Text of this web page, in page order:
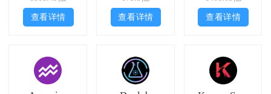
查看详情
查看详情
查看详情